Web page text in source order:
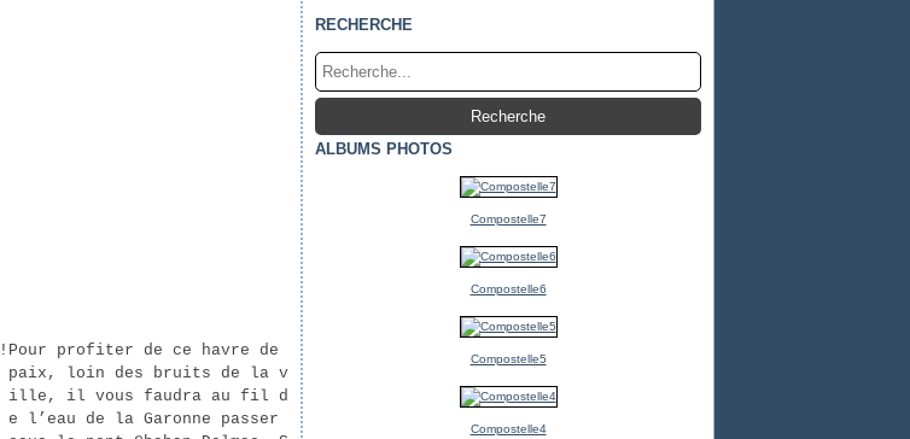
Pour profiter de ce havre de
paix, loin des bruits de la v
ille, il vous faudra au fil d
e l’eau de la Garonne passer
RECHERCHE
ALBUMS PHOTOS
Compostelle7
Compostelle6
Compostelle5
Compostelle4